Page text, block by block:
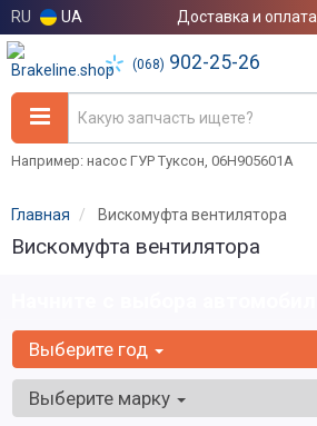
RU UA Доставка и оплата
(068) 902-25-26
Например: насос ГУР Туксон, 06H905601A
Главная Вискомуфта вентилятора
Вискомуфта вентилятора
Выберите год
Выберите марку